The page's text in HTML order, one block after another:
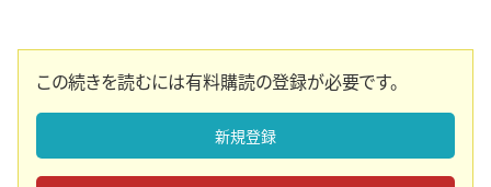
この続きを読むには有料購読の登録が必要です。
新規登録